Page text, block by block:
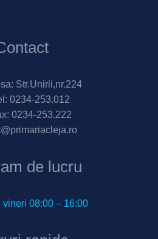
Str.Unirii,nr.224
0234-253.012
0234-253.222
de lucru
vineri 08:00 – 16:00